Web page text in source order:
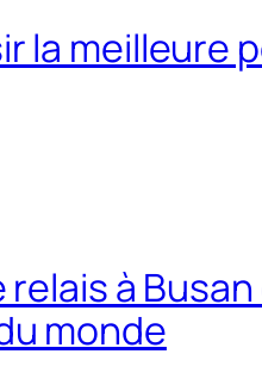
la meilleure
relais à
monde